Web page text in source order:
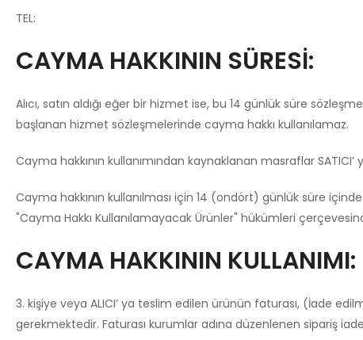
TEL:
CAYMA HAKKININ SÜRESİ:
Alıcı, satın aldığı eğer bir hizmet ise, bu 14 günlük süre
başlanan hizmet sözleşmelerinde cayma hakkı kullanılamaz.
Cayma hakkının kullanımından kaynaklanan masraflar SATICI’
Cayma hakkının kullanılması için 14 (ondört) günlük süre
"Cayma Hakkı Kullanılamayacak Ürünler" hükümleri
CAYMA HAKKININ KULLANIMI:
3. kişiye veya ALICI’ ya teslim edilen ürünün faturası, (İade
gerekmektedir. Faturası kurumlar adına düzenlenen sipariş